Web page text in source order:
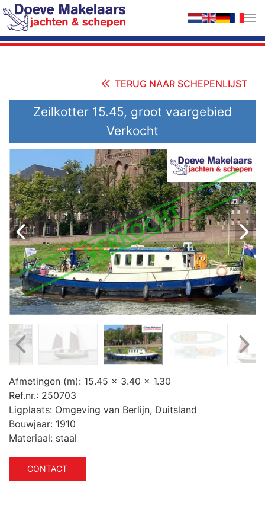
Terug naar hoofdinhoud
TERUG NAAR SCHEPENLIJST
Zeilkotter 15.45, groot vaargebied
Verkocht
Afmetingen (m): 15.45 x 3.40 x 1.30
Ref.nr.: 250703
Ligplaats: Omgeving van Berlijn, Duitsland
Bouwjaar: 1910
Materiaal: staal
CONTACT